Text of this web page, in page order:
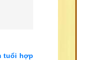
tuổi hợp